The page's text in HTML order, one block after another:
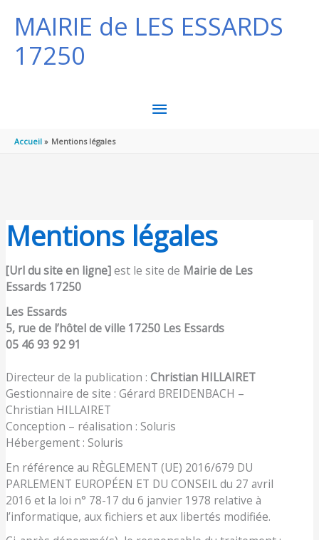
MAIRIE de LES ESSARDS
17250
MENU
Accueil Mentions légales
Mentions légales
[Url du site en ligne]est le site de Mairie de Les
Essards 17250
Les Essards
5, rue de l’hôtel de ville 17250 Les Essards
05 46 93 92 91
Directeur de la publication :Christian HILLAIRET
Gestionnaire de site : Gérard BREIDENBACH –
Christian HILLAIRET
Conception – réalisation : Soluris
Hébergement : Soluris
En référence au RÈGLEMENT (UE) 2016/679 DU
PARLEMENT EUROPÉEN ET DU CONSEIL du 27 avril
2016 et la loi n° 78-17 du 6 janvier 1978 relative à
l’informatique, aux fichiers et aux libertés modifiée.